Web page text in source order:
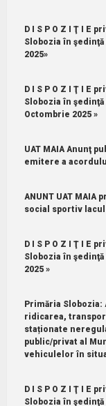
D I S P O Z I Ţ I E
Slobozia în
2025»
D I S P O Z I Ţ I E
Slobozia în
Octombrie 2025 »
UAT MAIA Anunţ
emitere a
ANUNT UAT
social sportiv
D I S P O Z I Ţ I E
Slobozia în
2025 »
Primăria
ridicarea,
staționate
public/privat al
vehiculelor în
D I S P O Z I Ţ I E
Slobozia în